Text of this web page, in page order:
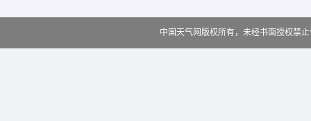
中国天气网版权所有，未经书面授权